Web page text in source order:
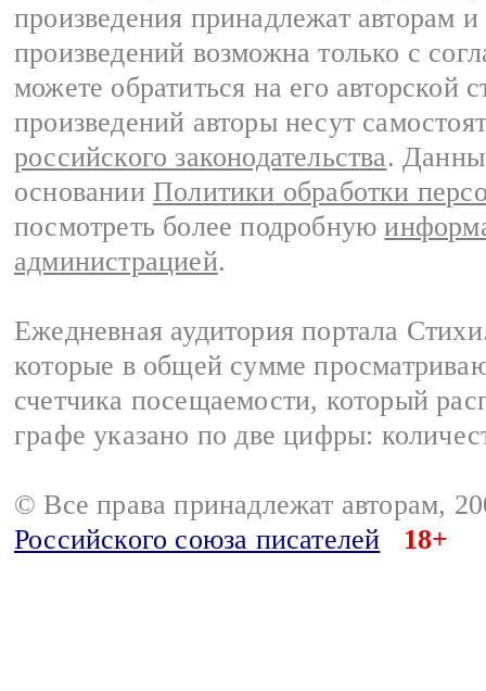
произведения принадлежат авторам
произведений возможна только с
можете обратиться на его авторской
произведений авторы несут
российского законодательства.
основании Политики обработки
посмотреть более подробную
администрацией.
Ежедневная аудитория портала
которые в общей сумме
счетчика посещаемости, который
графе указано по две цифры:
© Все права принадлежат авторам,
Российского союза писателей
18+